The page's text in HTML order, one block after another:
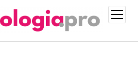
open
menu